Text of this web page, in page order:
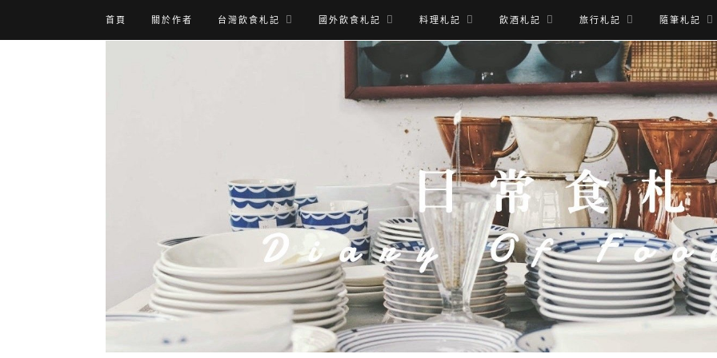
首頁 關於作者 台灣飲食札記 國外飲食札記 料理札記 飲酒札記 旅行札記 隨筆札記